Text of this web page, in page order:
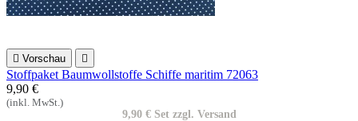
 Vorschau 
Stoffpaket Baumwollstoffe Schiffe maritim 72063
9,90 €
(inkl. MwSt.)
9,90 € Set zzgl. Versand